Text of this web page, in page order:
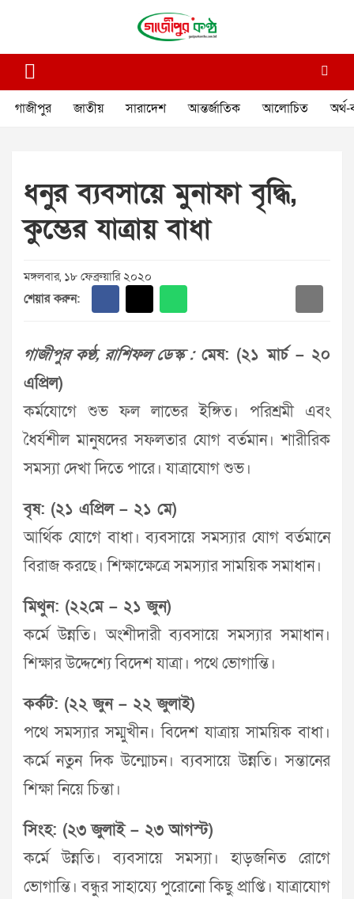
গাজীপুর কণ্ঠ
গাজীপুর জাতীয় সারাদেশ আন্তর্জাতিক আলোচিত অর্থ-
ধনুর ব্যবসায়ে মুনাফা বৃদ্ধি,
কুম্ভের যাত্রায় বাধা
মঙ্গলবার, ১৮ ফেব্রুয়ারি ২০২০
শেয়ার করুন:
গাজীপুর কণ্ঠ, রাশিফল ডেস্ক :মেষ: (২১ মার্চ – ২০
এপ্রিল)
কর্মযোগে শুভ ফল লাভের ইঙ্গিত। পরিশ্রমী এবং
ধৈর্যশীল মানুষদের সফলতার যোগ বর্তমান। শারীরিক
সমস্যা দেখা দিতে পারে। যাত্রাযোগ শুভ।
বৃষ: (২১ এপ্রিল – ২১ মে)
আর্থিক যোগে বাধা। ব্যবসায়ে সমস্যার যোগ বর্তমানে
বিরাজ করছে। শিক্ষাক্ষেত্রে সমস্যার সাময়িক সমাধান।
মিথুন: (২২মে – ২১ জুন)
কর্মে উন্নতি। অংশীদারী ব্যবসায়ে সমস্যার সমাধান।
শিক্ষার উদ্দেশ্যে বিদেশ যাত্রা। পথে ভোগান্তি।
কর্কট: (২২ জুন – ২২ জুলাই)
পথে সমস্যার সম্মুখীন। বিদেশ যাত্রায় সাময়িক বাধা।
কর্মে নতুন দিক উন্মোচন। ব্যবসায়ে উন্নতি। সন্তানের
শিক্ষা নিয়ে চিন্তা।
সিংহ: (২৩ জুলাই – ২৩ আগস্ট)
কর্মে উন্নতি। ব্যবসায়ে সমস্যা। হাড়জনিত রোগে
ভোগান্তি। বন্ধুর সাহায্যে পুরোনো কিছু প্রাপ্তি। যাত্রাযোগ